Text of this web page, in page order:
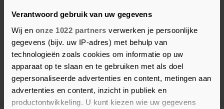
Verantwoord gebruik van uw gegevens
Wij en onze 1022 partners verwerken je persoonlijke
gegevens (bijv. uw IP-adres) met behulp van
technologieën zoals cookies om informatie op uw
apparaat op te slaan en te gebruiken met als doel
gepersonaliseerde advertenties en content, metingen aan
advertenties en content, inzicht in publiek en
productontwikkeling. U kunt kiezen wie uw gegevens